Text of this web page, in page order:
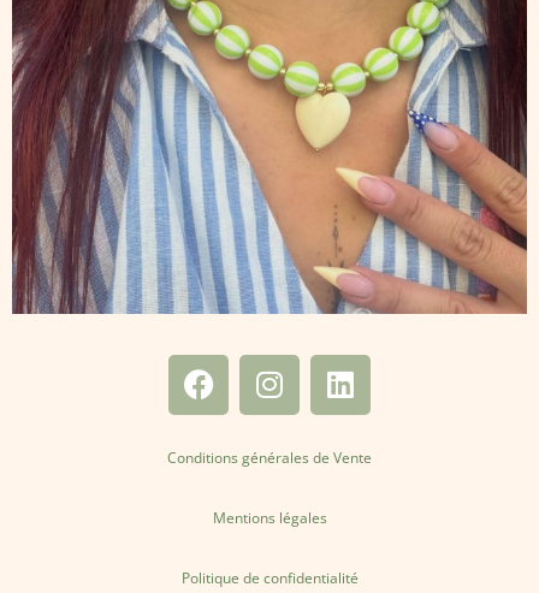
Conditions générales de Vente
Mentions légales
Politique de confidentialité